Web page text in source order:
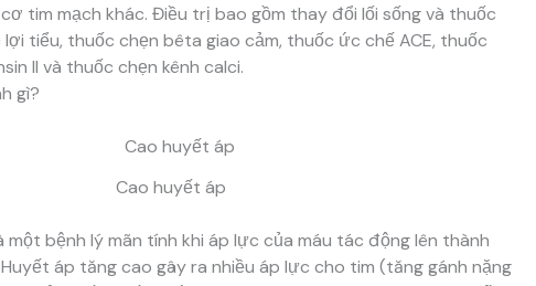
tim mạch khác. Điều trị bao gồm thay đổi lối sống và thuốc
tiểu, thuốc chẹn bêta giao cảm, thuốc ức chế ACE, thuốc
II và thuốc chẹn kênh calci.
gì?
Cao huyết áp
bệnh lý mãn tính khi áp lực của máu tác động lên thành
áp tăng cao gây ra nhiều áp lực cho tim (tăng gánh nặng